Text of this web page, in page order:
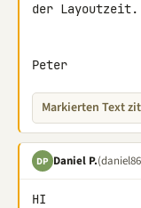
der Layoutzeit.
Peter
Markierten Text
DP Daniel P.
HI